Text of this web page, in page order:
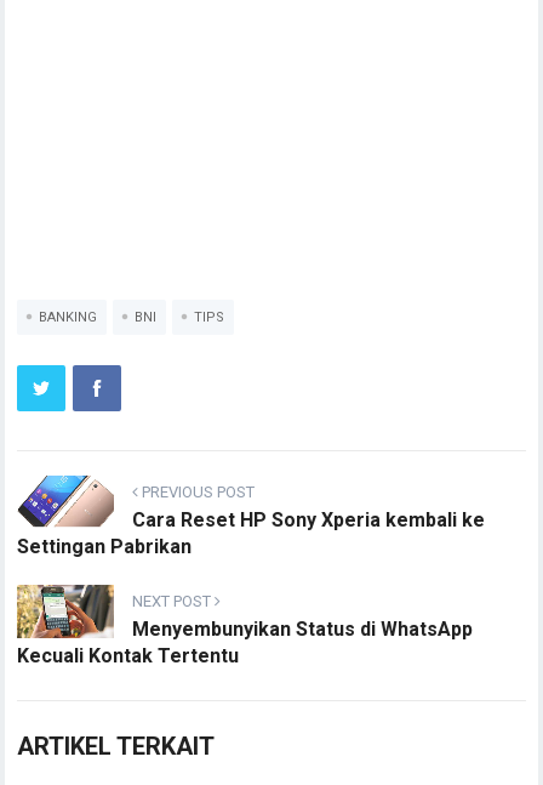
BANKING BNI TIPS
PREVIOUS POST
Cara Reset HP Sony Xperia kembali ke
Settingan Pabrikan
NEXT POST
Menyembunyikan Status di WhatsApp
Kecuali Kontak Tertentu
ARTIKEL TERKAIT